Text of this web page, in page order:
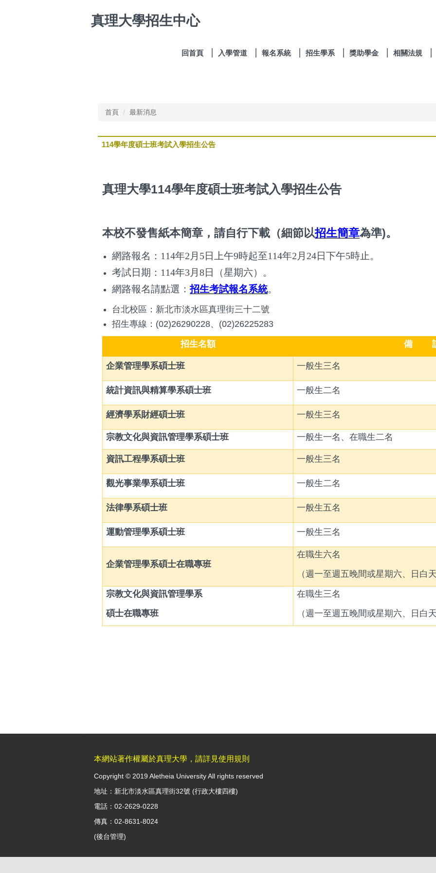
真理大學招生中心
回首頁 入學管道 報名系統 招生學系 獎助學金 相關法規
首頁 最新消息
114學年度碩士班考試入學招生公告
真理大學114學年度碩士班考試入學招生公告
本校不發售紙本簡章，請自行下載（細節以招生簡章為準)。
網路報名：114年2月5日上午9時起至114年2月24日下午5時止。
考試日期：114年3月8日（星期六）。
網路報名請點選：招生考試報名系統。
台北校區：新北市淡水區真理街三十二號
招生專線：(02)26290228、(02)26225283
招生名額 備
企業管理學系碩士班 一般生三名
統計資訊與精算學系碩士班 一般生二名
經濟學系財經碩士班 一般生三名
宗教文化與資訊管理學系碩士班 一般生一名、在職生二名
資訊工程學系碩士班 一般生三名
觀光事業學系碩士班 一般生二名
法律學系碩士班 一般生五名
運動管理學系碩士班 一般生三名
企業管理學系碩士在職專班
在職生六名
（週一至週五晚間或星期六、日白
宗教文化與資訊管理學系
碩士在職專班
在職生三名
（週一至週五晚間或星期六、日白
本網站著作權屬於真理大學，請詳見使用規則
Copyright © 2019 Aletheia University All rights reserved
地址：新北市淡水區真理街32號 (行政大樓四樓)
電話：02-2629-0228
傳真：02-8631-8024
(後台管理)